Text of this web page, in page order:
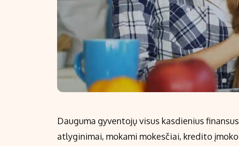
Dauguma gyventojų visus kasdienius
atlyginimai, mokami mokesčiai, kredito